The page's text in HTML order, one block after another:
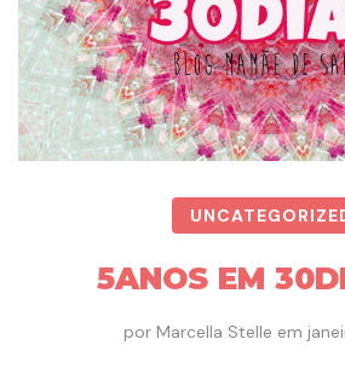
5ANOS EM
por Marcella Stelle em